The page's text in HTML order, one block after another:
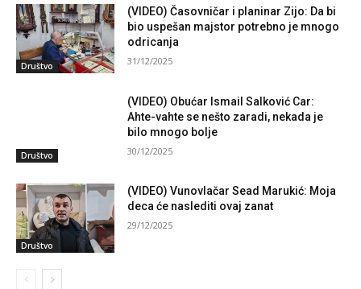
Društvo
(VIDEO) Časovničar i planinar Zijo: Da bi
bio uspešan majstor potrebno je mnogo
odricanja
31/12/2025
Društvo
(VIDEO) Obućar Ismail Salković Car:
Ahte-vahte se nešto zaradi, nekada je
bilo mnogo bolje
30/12/2025
Društvo
(VIDEO) Vunovlačar Sead Marukić: Moja
deca će naslediti ovaj zanat
29/12/2025